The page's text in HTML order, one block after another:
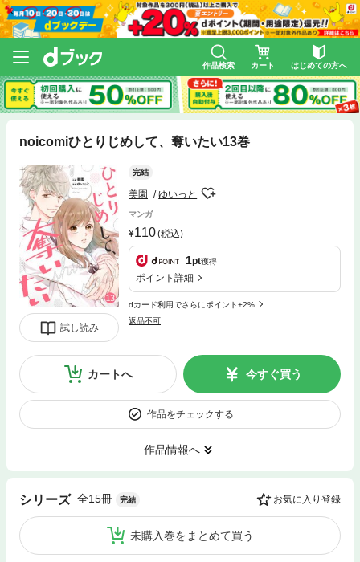
作品検索 カート はじめての方へ
noicomiひとりじめして、奪いたい13巻
試し読み
完結
美園 ゆいっと
マンガ
110(税込)
1pt獲得
ポイント詳細
dカード利用でさらにポイント+2%
返品不可
カートへ 今すぐ買う
作品をチェックする
作品情報へ
シリーズ 全15冊 完結 お気に入り登録
未購入巻をまとめて買う